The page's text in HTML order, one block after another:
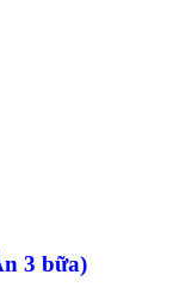
3 bữa)